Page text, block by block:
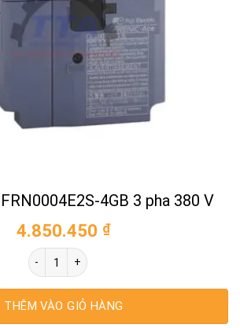
4GB 3 pha 380 V
4.850.450 ₫
Biến tần Fuji FRN0004E2S-4GB 3 pha 380
THÊM VÀO GIỎ HÀNG